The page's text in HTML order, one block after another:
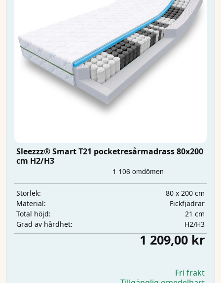
Sleezzz® Smart T21 pocketresårmadrass 80x200
cm H2/H3
Storlek:
80 x 200 cm
Material:
Fickfjädrar
Total höjd:
21 cm
Grad av hårdhet:
H2/H3
1 209,00 kr
Fri frakt